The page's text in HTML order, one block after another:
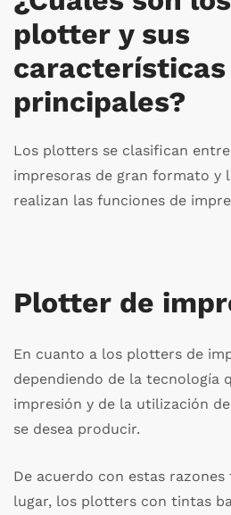
plotter y sus
características
principales?
Los plotters se clasifican
impresoras de gran formato y
realizan las funciones de
Plotter de
En cuanto a los plotters de
dependiendo de la tecnología
impresión y de la utilización
se desea producir.
De acuerdo con estas
lugar, los plotters con tintas